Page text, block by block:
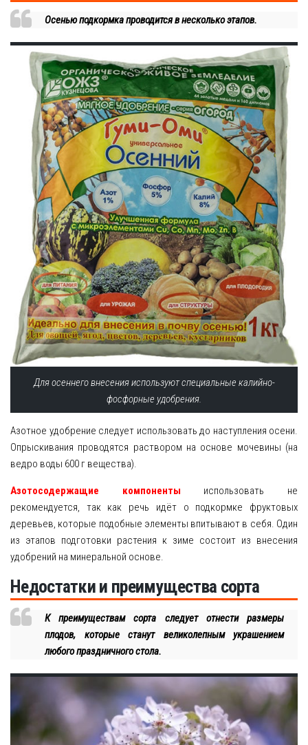
Осенью подкормка проводится в несколько этапов.
Для осеннего внесения используют специальные калийно-
фосфорные удобрения.
Азотное удобрение следует использовать до наступления осени.
Опрыскивания проводятся раствором на основе мочевины (на
ведро воды 600 г вещества).
Азотосодержащие компоненты использовать не
рекомендуется, так как речь идёт о подкормке фруктовых
деревьев, которые подобные элементы впитывают в себя. Один
из этапов подготовки растения к зиме состоит из внесения
удобрений на минеральной основе.
Недостатки и преимущества сорта
К преимуществам сорта следует отнести размеры
плодов, которые станут великолепным украшением
любого праздничного стола.